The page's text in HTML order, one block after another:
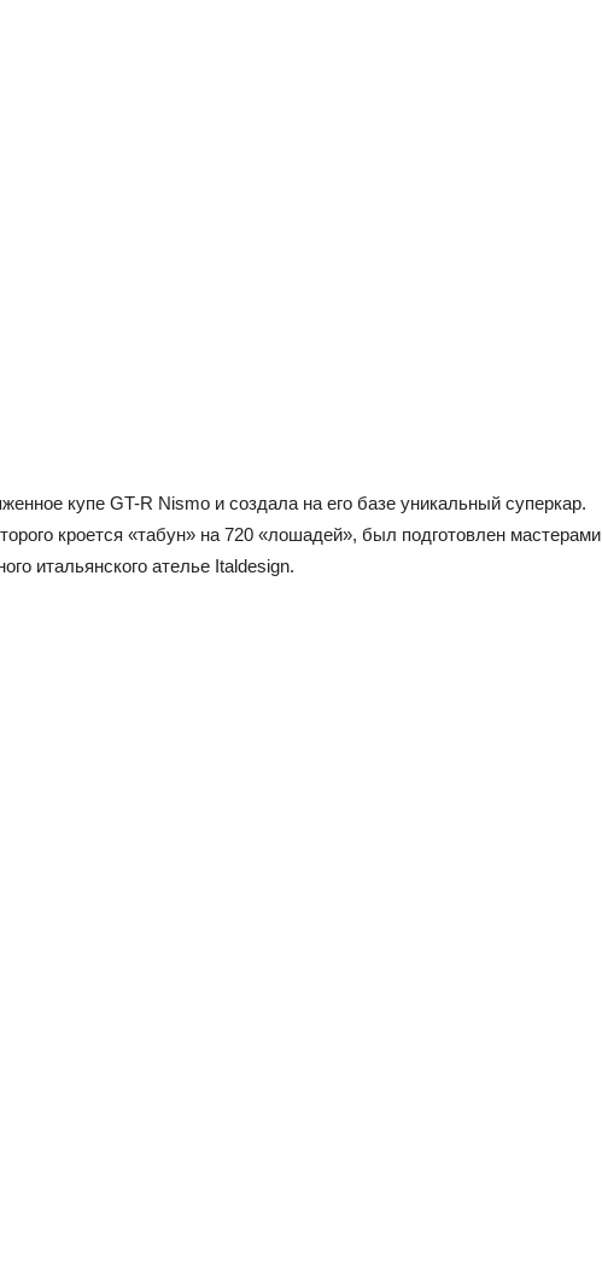
купе GT-R Nismo и создала на его базе уникальный суперкар.
кроется «табун» на 720 «лошадей», был подготовлен мастерами
итальянского ателье Italdesign.